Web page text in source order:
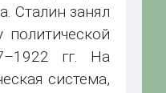
Сталин занял
гг. На
система,